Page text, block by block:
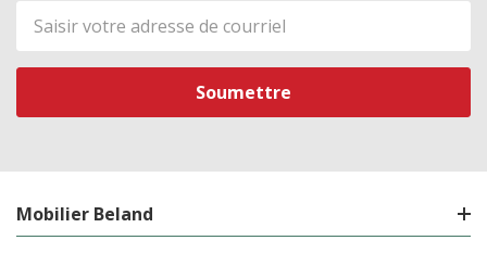
Adresse
de
courriel
Mobilier Beland